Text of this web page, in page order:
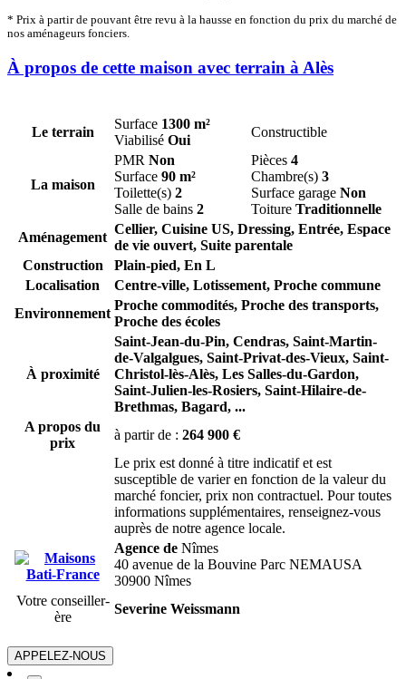
* Prix à partir de pouvant être revu à la hausse en fonction du prix du marché de
nos aménageurs fonciers.
À propos de cette maison avec terrain à Alès
Le terrain
Surface 1300 m²
Viabilisé Oui
Constructible
La maison
PMR Non
Surface 90 m²
Toilette(s) 2
Salle de bains 2
Pièces 4
Chambre(s) 3
Surface garage Non
Toiture Traditionnelle
Aménagement
Cellier, Cuisine US, Dressing, Entrée, Espace
de vie ouvert, Suite parentale
Construction
Plain-pied, En L
Localisation
Centre-ville, Lotissement, Proche commune
Environnement
Proche commodités, Proche des transports,
Proche des écoles
À proximité
Saint-Jean-du-Pin, Cendras, Saint-Martin-
de-Valgalgues, Saint-Privat-des-Vieux, Saint-
Christol-lès-Alès, Les Salles-du-Gardon,
Saint-Julien-les-Rosiers, Saint-Hilaire-de-
Brethmas, Bagard, ...
A propos du
prix
à partir de : 264 900 €
Le prix est donné à titre indicatif et est
susceptible de varier en fonction de la valeur du
marché foncier, prix non contractuel. Pour toutes
informations supplémentaires, renseignez-vous
auprès de notre agence locale.
Agence de Nîmes
40 avenue de la Bouvine Parc NEMAUSA
30900 Nîmes
Votre conseiller-
ère
Severine Weissmann
APPELEZ-NOUS